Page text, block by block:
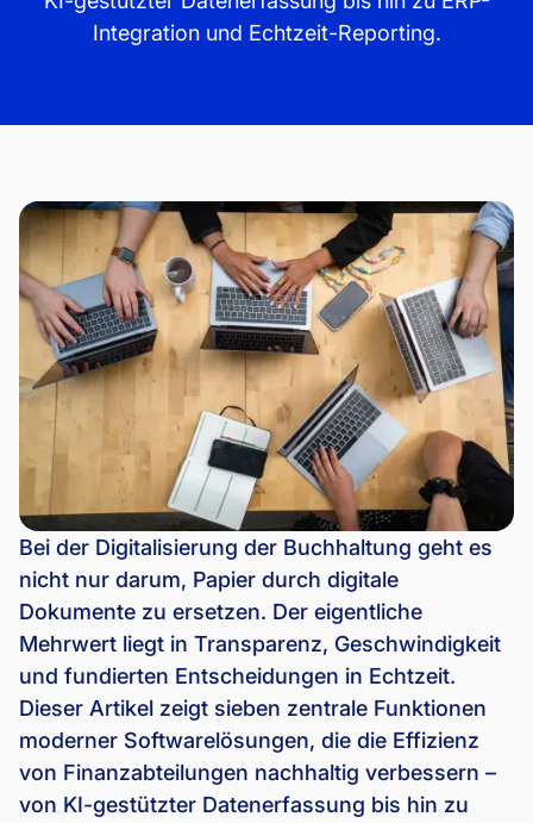
Integration und Echtzeit-Reporting.
Bei der Digitalisierung der Buchhaltung geht es
nicht nur darum, Papier durch digitale
Dokumente zu ersetzen. Der eigentliche
Mehrwert liegt in Transparenz, Geschwindigkeit
und fundierten Entscheidungen in Echtzeit.
Dieser Artikel zeigt sieben zentrale Funktionen
moderner Softwarelösungen, die die Effizienz
von Finanzabteilungen nachhaltig verbessern –
von KI-gestützter Datenerfassung bis hin zu